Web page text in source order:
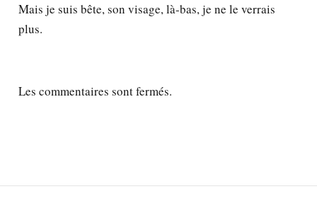
Mais je suis bête, son visage, là-bas, je ne le verrais
plus.
Les commentaires sont fermés.